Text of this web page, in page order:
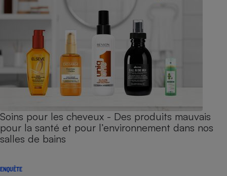
Soins pour les cheveux - Des produits mauvais
pour la santé et pour l’environnement dans nos
salles de bains
ENQUÊTE